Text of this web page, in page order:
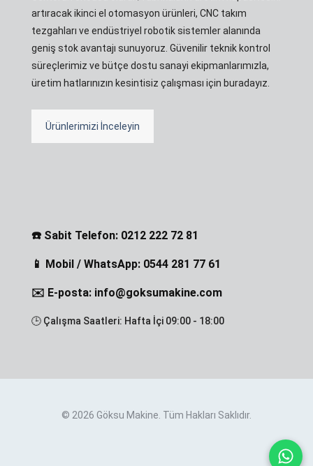
artıracak ikinci el otomasyon ürünleri, CNC takım
tezgahları ve endüstriyel robotik sistemler alanında
geniş stok avantajı sunuyoruz. Güvenilir teknik kontrol
süreçlerimiz ve bütçe dostu sanayi ekipmanlarımızla,
üretim hatlarınızın kesintisiz çalışması için buradayız.
Ürünlerimizi İnceleyin
☎️ Sabit Telefon: 0212 222 72 81
📱 Mobil / WhatsApp: 0544 281 77 61
✉️ E-posta: info@goksumakine.com
🕒 Çalışma Saatleri: Hafta İçi 09:00 - 18:00